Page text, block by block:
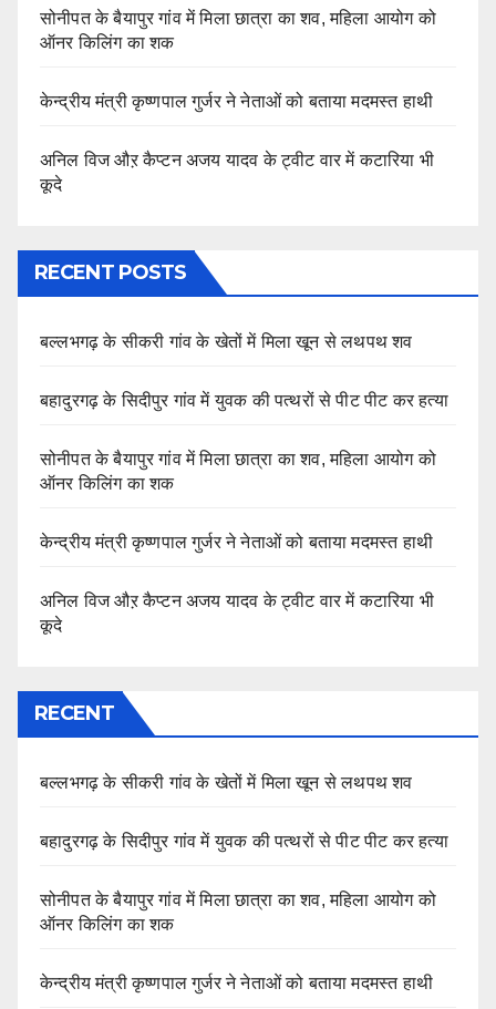
सोनीपत के बैयापुर गांव में मिला छात्रा का शव, महिला आयोग को
ऑनर किलिंग का शक
केन्द्रीय मंत्री कृष्णपाल गुर्जर ने नेताओं को बताया मदमस्त हाथी
अनिल विज औऱ कैप्टन अजय यादव के ट्वीट वार में कटारिया भी
कूदे
RECENT POSTS
बल्लभगढ़ के सीकरी गांव के खेतों में मिला खून से लथपथ शव
बहादुरगढ़ के सिदीपुर गांव में युवक की पत्थरों से पीट पीट कर हत्या
सोनीपत के बैयापुर गांव में मिला छात्रा का शव, महिला आयोग को
ऑनर किलिंग का शक
केन्द्रीय मंत्री कृष्णपाल गुर्जर ने नेताओं को बताया मदमस्त हाथी
अनिल विज औऱ कैप्टन अजय यादव के ट्वीट वार में कटारिया भी
कूदे
RECENT
बल्लभगढ़ के सीकरी गांव के खेतों में मिला खून से लथपथ शव
बहादुरगढ़ के सिदीपुर गांव में युवक की पत्थरों से पीट पीट कर हत्या
सोनीपत के बैयापुर गांव में मिला छात्रा का शव, महिला आयोग को
ऑनर किलिंग का शक
केन्द्रीय मंत्री कृष्णपाल गुर्जर ने नेताओं को बताया मदमस्त हाथी